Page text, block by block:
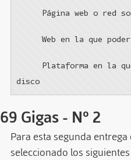
Página web o red
Web en la que
Plataforma en la
disco
69 Gigas - Nº 2
Para esta segunda
seleccionado los